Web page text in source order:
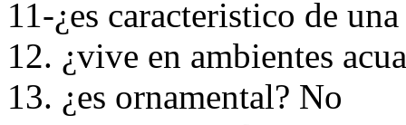
11-¿es caracteristico de
12. ¿vive en ambientes
13. ¿es ornamental? No